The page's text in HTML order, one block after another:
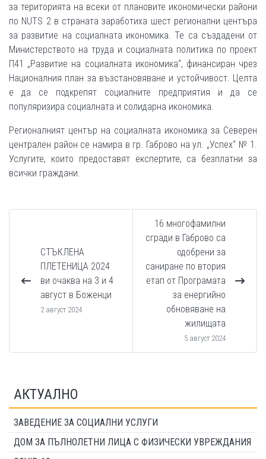
за територията на всеки от плановите икономически райони
по NUTS 2 в страната заработиха шест регионални центъра
за развитие на социалната икономика. Те са създадени от
Министерството на труда и социалната политика по проект
П41 „Развитие на социалната икономика“, финансиран чрез
Националния план за възстановяване и устойчивост. Целта
е да се подкрепят социалните предприятия и да се
популяризира социалната и солидарна икономика.
Регионалният център на социалната икономика за Северен
централен район се намира в гр. Габрово на ул. „Успех“ № 1.
Услугите, които предоставят експертите, са безплатни за
всички граждани.
СТЪКЛЕНА
ПЛЕТЕНИЦА 2024
ви очаква на 3 и 4
август в Боженци
2 август 2024
16 многофамилни
сгради в Габрово са
одобрени за
саниране по втория
етап от Програмата
за енергийно
обновяване на
жилищата
5 август 2024
АКТУАЛНО
ЗАВЕДЕНИЕ ЗА СОЦИАЛНИ УСЛУГИ
ДОМ ЗА ПЪЛНОЛЕТНИ ЛИЦА С ФИЗИЧЕСКИ УВРЕЖДАНИЯ